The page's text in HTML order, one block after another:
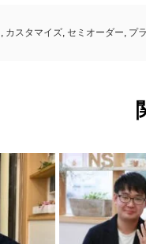
カスタマイズ セミオーダー プ